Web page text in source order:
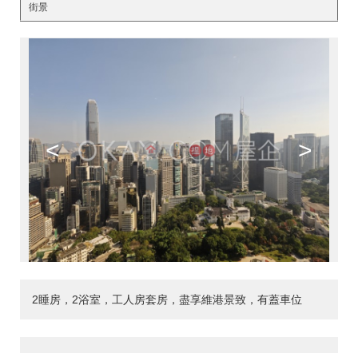
街景
< >
2睡房，2浴室，工人房套房，盡享維港景致，有蓋車位